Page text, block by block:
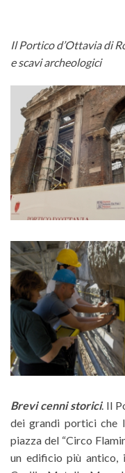
Il Portico d’Ottavia di
e scavi archeologici
Brevi cenni storici. Il
dei grandi portici che
piazza del “Circo
un edificio più antico,